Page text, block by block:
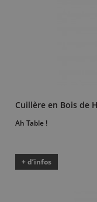
Cuillère en Bois de
Ah Table !
+ d’infos